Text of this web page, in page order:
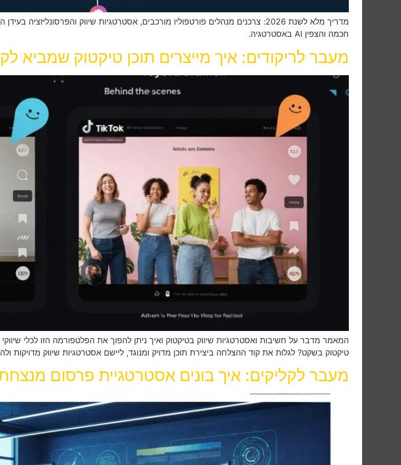
מדריך מלא לשנת 2026: צרכנים מנהלים פורטפוליו מורכבים, אסטרטגיות שיווק
חכמה והצפין AI באסטרטגיה.
מעבר לריקודים: איך מייצרים תוכן טיקטוק שמביא
טיקטוק בשקט? לגלות את קוד ההצלחה ביצירת תוכן מדויק ומנוגד, ליישם אסטרטגיות שיווק מדויקות
מעבר לקליקים: איך בונים אסטרטגיית פרסום מנצחת ב-